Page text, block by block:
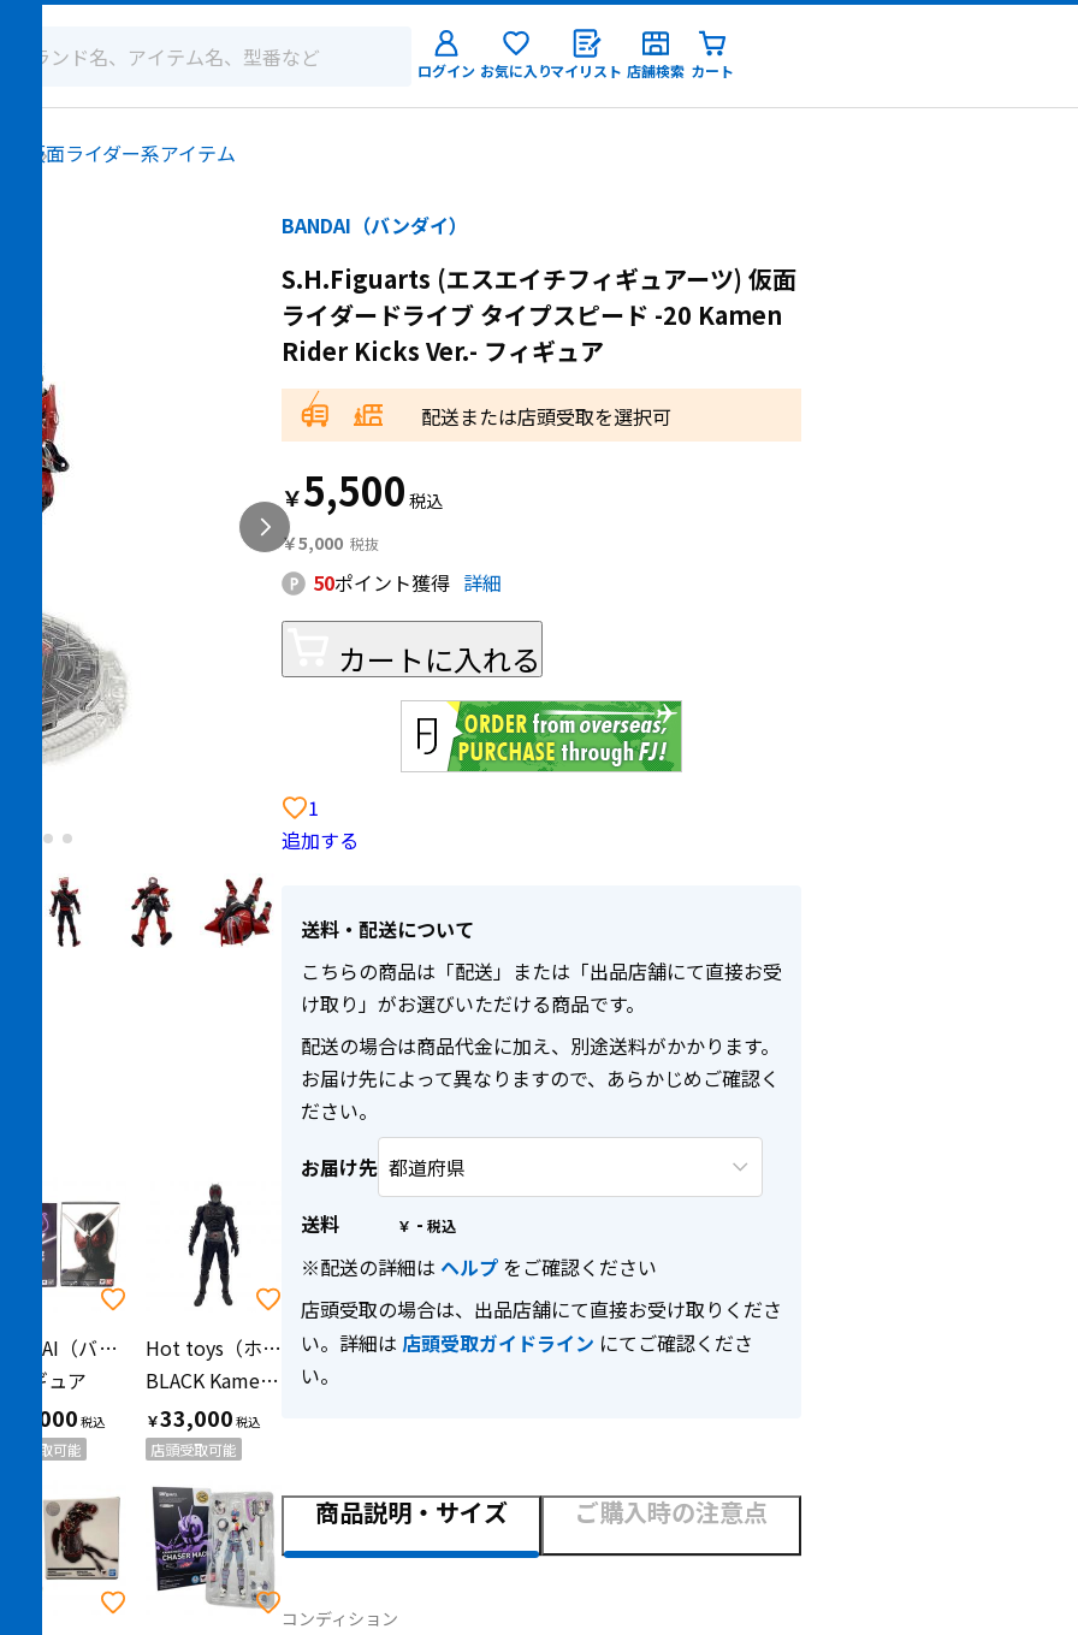
ログイン お気に入りマイリスト 店舗検索 カート
仮面ライダー系アイテム
BANDAI（バンダイ）
フィギュア
22,000
店頭受取可能
Hot toys（ホット トイズ）
BLACK Kamen Rider BLACK SUN KAMEN RIDER BATTLE DAMAGED VERSION 仮面ライダー 開封品
￥33,000
店頭受取可能
BANDAI（バンダイ）
S.H.Figuarts (エスエイチフィギュアーツ) 仮面
ライダードライブ タイプスピード -20 Kamen
Rider Kicks Ver.- フィギュア
配送または店頭受取を選択可
￥5,500
￥5,000
50ポイント獲得 詳細
カートに入れる
1
追加する
送料・配送について
こちらの商品は「配送」または「出品店舗にて直接お受
け取り」がお選びいただける商品です。
配送の場合は商品代金に加え、別途送料がかかります。
お届け先によって異なりますので、あらかじめご確認く
ださい。
お届け先
送料
￥ -
※配送の詳細は ヘルプ をご確認ください
店頭受取の場合は、出品店舗にて直接お受け取りくださ
い。詳細は 店頭受取ガイドライン にてご確認くださ
い。
商品説明・サイズ ご購入時の注意点
コンディション